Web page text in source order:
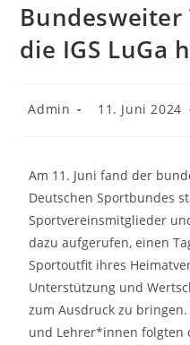
Bundesweiter
die IGS LuGa
Admin 11. Juni 2024
Am 11. Juni fand der
Deutschen Sportbundes
Sportvereinsmitglieder
dazu aufgerufen, einen
Sportoutfit ihres
Unterstützung und
zum Ausdruck zu
und Lehrer*innen folgten